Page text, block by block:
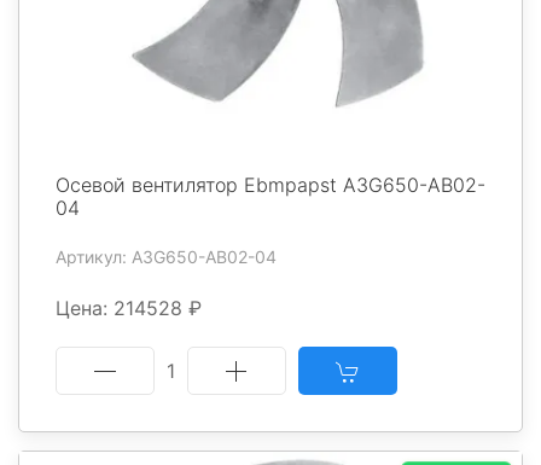
Осевой вентилятор Ebmpapst A3G650-AB02-
04
Артикул: A3G650-AB02-04
Цена: 214528 ₽
1